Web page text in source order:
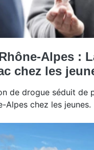
Alpes :
chez les
de drogue séduit de
Alpes chez les jeunes.